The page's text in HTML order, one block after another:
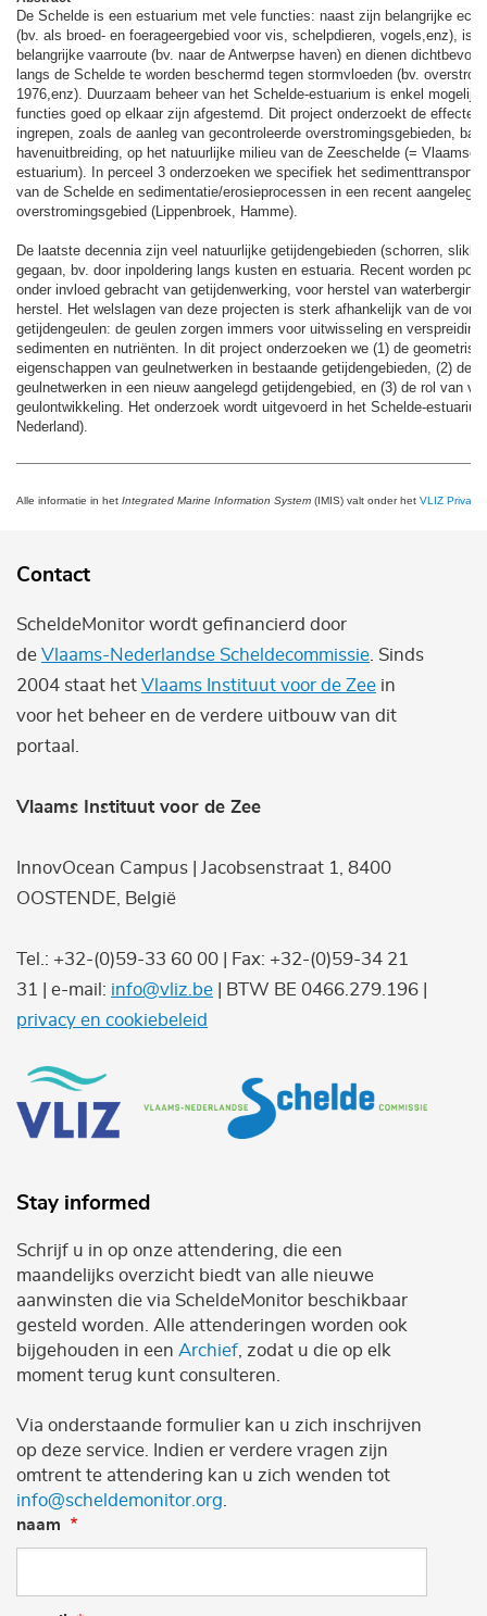
De Schelde is een estuarium met vele functies: naast zijn belangrijke
(bv. als broed- en foerageergebied voor vis, schelpdieren, vogels,enz), is
belangrijke vaarroute (bv. naar de Antwerpse haven) en dienen
langs de Schelde te worden beschermd tegen stormvloeden (bv.
1976,enz). Duurzaam beheer van het Schelde-estuarium is enkel mogelijk
functies goed op elkaar zijn afgestemd. Dit project onderzoekt de effecten
ingrepen, zoals de aanleg van gecontroleerde overstromingsgebieden,
havenuitbreiding, op het natuurlijke milieu van de Zeeschelde (= Vlaamse
estuarium). In perceel 3 onderzoeken we specifiek het sedimenttransport
van de Schelde en sedimentatie/erosieprocessen in een recent aangelegd
overstromingsgebied (Lippenbroek, Hamme).
De laatste decennia zijn veel natuurlijke getijdengebieden (schorren,
gegaan, bv. door inpoldering langs kusten en estuaria. Recent worden
onder invloed gebracht van getijdenwerking, voor herstel van waterberging
herstel. Het welslagen van deze projecten is sterk afhankelijk van de
getijdengeulen: de geulen zorgen immers voor uitwisseling en verspreiding
sedimenten en nutriënten. In dit project onderzoeken we (1) de
eigenschappen van geulnetwerken in bestaande getijdengebieden, (2) de
geulnetwerken in een nieuw aangelegd getijdengebied, en (3) de rol van
geulontwikkeling. Het onderzoek wordt uitgevoerd in het Schelde-
Nederland).
Alle informatie in het Integrated Marine Information System (IMIS) valt onder het VLIZ Privacy
Contact
ScheldeMonitor wordt gefinancierd door
de Vlaams-Nederlandse Scheldecommissie . Sinds
2004 staat het Vlaams Instituut voor de Zee in
voor het beheer en de verdere uitbouw van dit
portaal.
Vlaams Instituut voor de Zee
InnovOcean Campus | Jacobsenstraat 1, 8400
OOSTENDE, België
Tel.: +32-(0)59-33 60 00 | Fax: +32-(0)59-34 21
31 | e-mail: info@vliz.be | BTW BE 0466.279.196 |
privacy en cookiebeleid
Stay informed
Schrijf u in op onze attendering, die een
maandelijks overzicht biedt van alle nieuwe
aanwinsten die via ScheldeMonitor beschikbaar
gesteld worden. Alle attenderingen worden ook
bijgehouden in een Archief , zodat u die op elk
moment terug kunt consulteren.
Via onderstaande formulier kan u zich inschrijven
op deze service. Indien er verdere vragen zijn
omtrent te attendering kan u zich wenden tot
info@scheldemonitor.org
naam